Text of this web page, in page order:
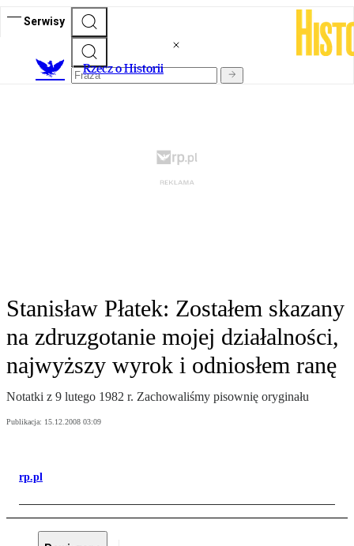
Serwisy
Rzecz o Historii
Stanisław Płatek: Zostałem skazany
na zdruzgotanie mojej działalności,
najwyższy wyrok i odniosłem ranę
Notatki z 9 lutego 1982 r. Zachowaliśmy pisownię oryginału
Publikacja: 15.12.2008 03:09
rp.pl